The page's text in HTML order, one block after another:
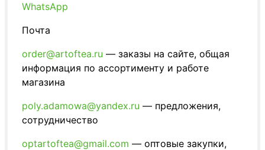
WhatsApp
Почта
order@artoftea.ru — заказы на сайте, общая
информация по ассортименту и работе
магазина
poly.adamowa@yandex.ru — предложения,
сотрудничество
optartoftea@gmail.com — оптовые закупки,